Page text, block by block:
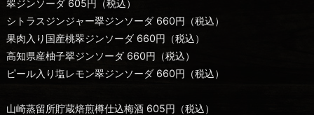
翠ジンソーダ 605円（税込）
シトラスジンジャー翠ジンソーダ 660円（税込）
果肉入り国産桃翠ジンソーダ 660円（税込）
高知県産柚子翠ジンソーダ 660円（税込）
ピール入り塩レモン翠ジンソーダ 660円（税込）
山崎蒸留所貯蔵焙煎樽仕込梅酒 605円（税込）